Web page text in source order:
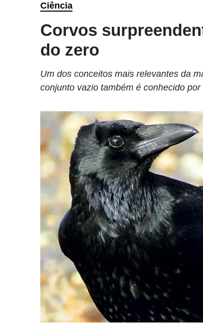
Ciência
Corvos
do zero
Um dos conceitos mais relevantes da
conjunto vazio também é conhecido